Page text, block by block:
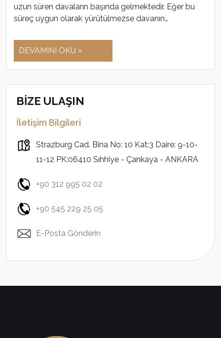
uzun süren davaların başında gelmektedir. Eğer bu
süreç uygun olarak yürütülmezse davanın…
DEVAMINI OKU »
BİZE ULAŞIN
İletişim Bilgileri
Strazburg Cad. Bina No: 10 Kat:3 Daire: 9-10-
11-12 PK:06410 Sıhhiye - Çankaya - ANKARA
+90 312 995 02 02
+90 545 229 25 05
E-Posta Gönderin